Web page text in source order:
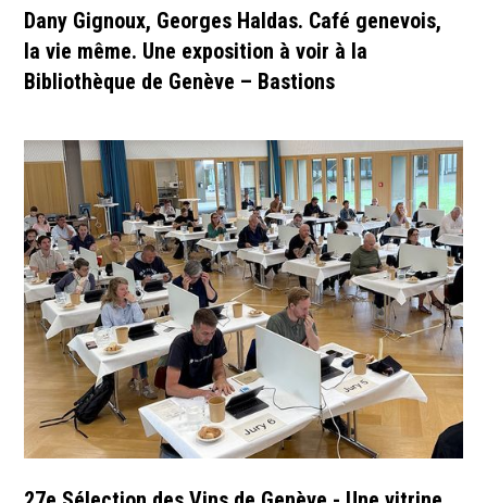
Dany Gignoux, Georges Haldas. Café genevois,
la vie même. Une exposition à voir à la
Bibliothèque de Genève – Bastions